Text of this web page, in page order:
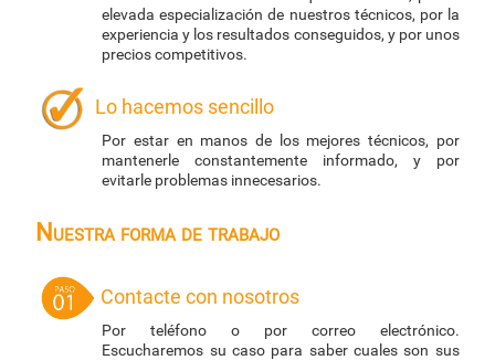
elevada especialización de nuestros técnicos, por la
experiencia y los resultados conseguidos, y por unos
precios competitivos.
Lo hacemos sencillo
Por estar en manos de los mejores técnicos, por
mantenerle constantemente informado, y por
evitarle problemas innecesarios.
Nuestra forma de trabajo
Contacte con nosotros
Por teléfono o por correo electrónico.
Escucharemos su caso para saber cuales son sus